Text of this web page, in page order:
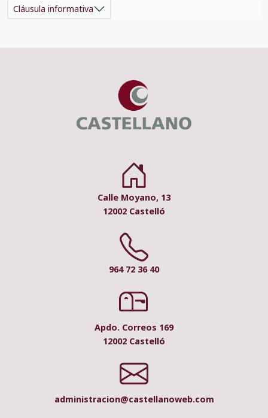
Cláusula informativa
Calle Moyano, 13
12002 Castelló
964 72 36 40
Apdo. Correos 169
12002 Castelló
administracion@castellanoweb.com